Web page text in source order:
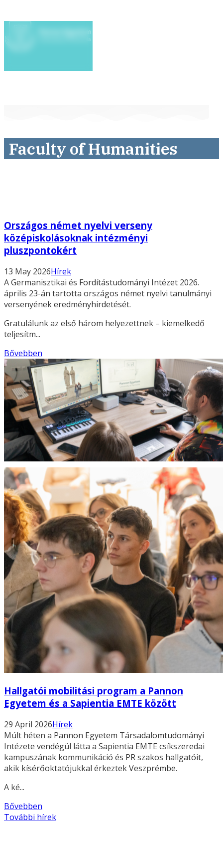
Faculty of Humanities
Országos német nyelvi verseny
középiskolásoknak intézményi
pluszpontokért
13 May 2026Hírek
A Germanisztikai és Fordítástudományi Intézet 2026.
április 23-án tartotta országos német nyelvi tanulmányi
versenyének eredményhirdetését.
Gratulálunk az első három helyezettnek – kiemelkedő
teljesítm...
Bővebben
Hallgatói mobilitási program a Pannon
Egyetem és a Sapientia EMTE között
29 April 2026Hírek
Múlt héten a Pannon Egyetem Társadalomtudományi
Intézete vendégül látta a Sapientia EMTE csíkszeredai
kampuszának kommunikáció és PR szakos hallgatóit,
akik kísérőoktatójukkal érkeztek Veszprémbe.
A ké...
Bővebben
További hírek